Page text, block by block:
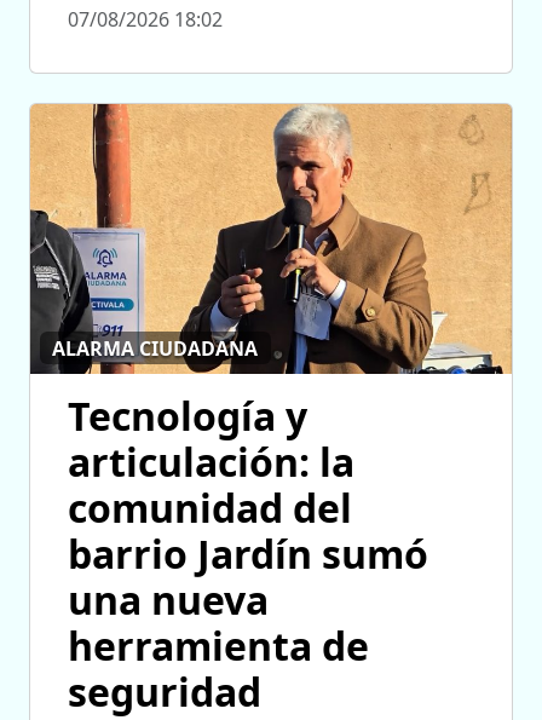
07/08/2026 18:02
ALARMA CIUDADANA
Tecnología y
articulación: la
comunidad del
barrio Jardín sumó
una nueva
herramienta de
seguridad